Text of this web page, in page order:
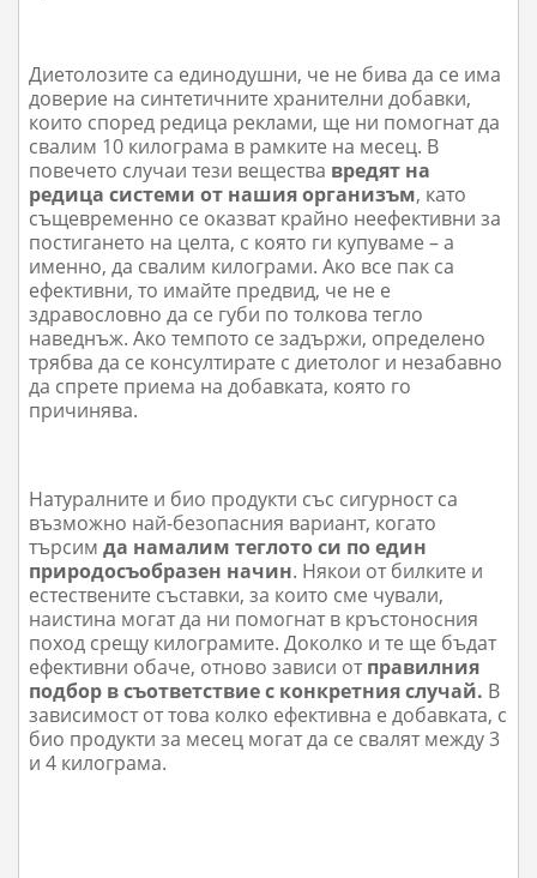
Диетолозите са единодушни, че не бива да се има
доверие на синтетичните хранителни добавки,
които според редица реклами, ще ни помогнат да
свалим 10 килограма в рамките на месец. В
повечето случаи тези вещества вредят на
редица системи от нашия организъм, като
същевременно се оказват крайно неефективни за
постигането на целта, с която ги купуваме – а
именно, да свалим килограми. Ако все пак са
ефективни, то имайте предвид, че не е
здравословно да се губи по толкова тегло
наведнъж. Ако темпото се задържи, определено
трябва да се консултирате с диетолог и незабавно
да спрете приема на добавката, която го
причинява.
Натуралните и био продукти със сигурност са
възможно най-безопасния вариант, когато
търсимда намалим теглото си по един
природосъобразен начин. Някои от билките и
естествените съставки, за които сме чували,
наистина могат да ни помогнат в кръстоносния
поход срещу килограмите. Доколко и те ще бъдат
ефективни обаче, отново зависи отправилния
подбор в съответствие с конкретния случай. В
зависимост от това колко ефективна е добавката, с
био продукти за месец могат да се свалят между 3
и 4 килограма.